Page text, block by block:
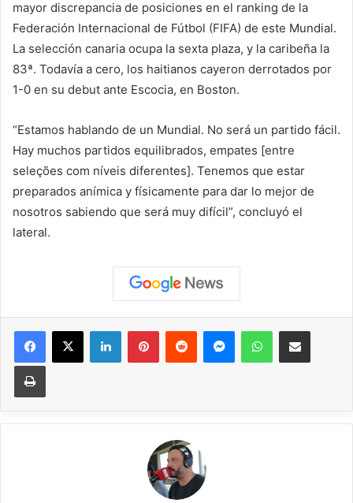
mayor discrepancia de posiciones en el ranking de la
Federación Internacional de Fútbol (FIFA) de este Mundial.
La selección canaria ocupa la sexta plaza, y la caribeña la
83ª. Todavía a cero, los haitianos cayeron derrotados por
1-0 en su debut ante Escocia, en Boston.
“Estamos hablando de un Mundial. No será un partido fácil.
Hay muchos partidos equilibrados, empates [entre
seleções com níveis diferentes]. Tenemos que estar
preparados anímica y físicamente para dar lo mejor de
nosotros sabiendo que será muy difícil”, concluyó el
lateral.
Facebook
X LinkedInPinterestReddit MessengerWhatsAppCompartir vía correo
Imprimir